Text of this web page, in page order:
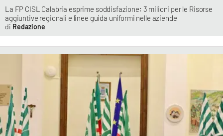
La FP CISL Calabria esprime soddisfazione: 3 milioni per le Risorse
aggiuntive regionali e linee guida uniformi nelle aziende
Redazione